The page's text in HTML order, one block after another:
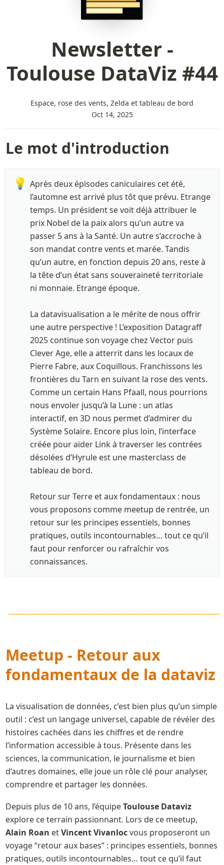
Newsletter -
Toulouse DataViz #44
Espace, rose des vents, Zelda et tableau de bord
Oct 14, 2025
Le mot d'introduction
💡 Après deux épisodes caniculaires cet été,
l’automne est arrivé plus tôt que prévu. Etrange
temps. Un président se voit déjà attribuer le
prix Nobel de la paix alors qu’un autre va
passer 5 ans à la Santé. Un autre s’accroche à
son mandat contre vents et marée. Tandis
qu’un autre, en fonction depuis 20 ans, reste à
la tête d’un état sans souveraineté territoriale
ni monnaie. Etrange époque.
La datavisualisation a le mérite de nous offrir
une autre perspective ! L’exposition Datagraff
2025 continue son voyage chez Vector puis
Clever Age, elle a atterrit dans les locaux de
Pierre Fabre, aux Coquillous. Franchissons les
frontières du Tarn en suivant la rose des vents.
Comme un certain Hans Pfaall, nous pourrions
nous envoler jusqu’à la Lune : un atlas
interactif, en 3D nous permet d’admirer du
Système Solaire. Encore plus loin, l’interface
créée pour aider Link à traverser les contrées
désolées d’Hyrule est une masterclass de
tableau de bord.
Retour sur Terre et aux fondamentaux : nous
vous proposons comme meetup de rentrée, un
retour sur les principes essentiels, bonnes
pratiques, outils incontournables… tout ce qu’il
faut pour renforcer ou rafraîchir vos
connaissances.
Meetup - Retour aux
fondamentaux de la dataviz
La visualisation de données, c’est bien plus qu’un simple
outil : c’est un langage universel, capable de révéler des
histoires cachées dans les chiffres et de rendre
l’information accessible à tous. Présente dans les
sciences, la communication, le journalisme et bien
d’autres domaines, elle joue un rôle clé pour analyser,
comprendre et partager les données.
Depuis plus de 10 ans, l’équipe Toulouse Dataviz
Alain Roan et Vincent Vivanloc vous proposeront un
voyage “retour aux bases” : principes essentiels, bonnes
pratiques, outils incontournables… tout ce qu’il faut